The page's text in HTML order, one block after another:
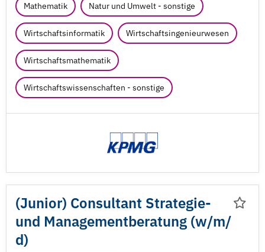
Mathematik Natur und Umwelt - sonstige
Wirtschaftsinformatik Wirtschaftsingenieurwesen
Wirtschaftsmathematik
Wirtschaftswissenschaften - sonstige
(Junior) Consultant Strategie-
und Managementberatung (w/m/
d)